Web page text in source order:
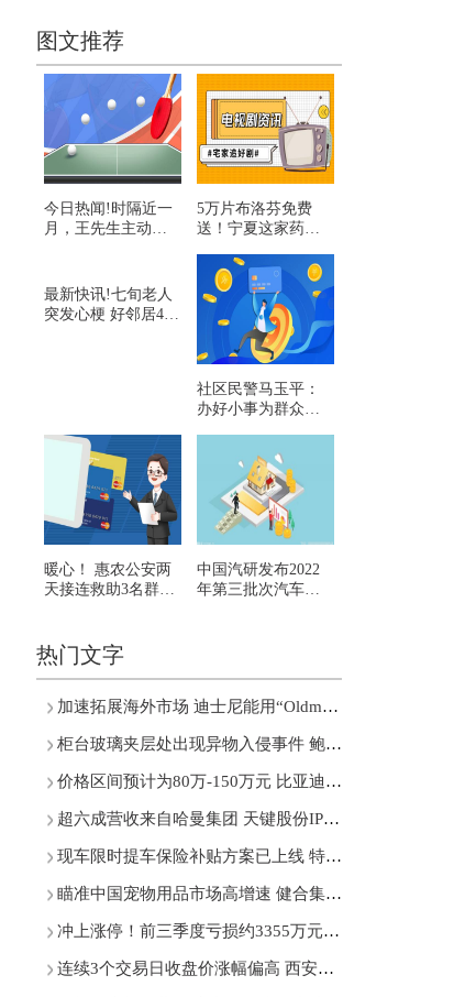
图文推荐
今日热闻!时隔近一
月，王先生主动联
5万片布洛芬免费
送！宁夏这家药店
最新快讯!七旬老人
突发心梗 好邻居40
社区民警马玉平：
办好小事为群众排
暖心！ 惠农公安两
天接连救助3名群众
中国汽研发布2022
年第三批次汽车指
热门文字
加速拓展海外市场 迪士尼能用“Oldmoney”主题公园续写神话吗？
柜台玻璃夹层处出现异物入侵事件 鲍师傅糕点致歉
价格区间预计为80万-150万元 比亚迪开始“仰望星空”
超六成营收来自哈曼集团 天键股份IPO最终能否过关？
现车限时提车保险补贴方案已上线 特斯拉再打降价牌
瞄准中国宠物用品市场高增速 健合集团引入“Zesty Paws快乐一爪”
冲上涨停！前三季度亏损约3355万元 乾景园林多次筹划易主
连续3个交易日收盘价涨幅偏高 西安饮食回应股票交易异常波动